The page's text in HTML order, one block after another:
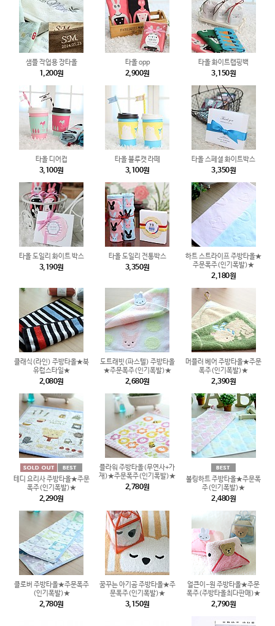
샘플 작업용 장타올
1,200원
타올 opp
2,900원
타올 화이트랩핑백
3,150원
타올 디어컵
3,100원
타올 블루캣 라떼
3,100원
타올 스페셜 화이트박스
3,350원
타올 도일리 화이트 박스
3,190원
타올 도일리 전통박스
3,350원
하트 스트라이프 주방타올★
주문폭주(인기폭발)★
2,180원
클래식(라인) 주방타올★북
유럽스타일★
2,080원
도트래빗(파스텔) 주방타올
★주문폭주(인기폭발)★
2,680원
머플러 베어 주방타올★주문
폭주(인기폭발)★
2,390원
테디 요리사 주방타올★주문
폭주(인기폭발)★
2,290원
플라워 주방타올(무연사+가
재)★주문폭주(인기폭발)★
2,780원
볼링하트 주방타올★주문폭
주(인기폭발)★
2,480원
클로버 주방타올★주문폭주
(인기폭발)★
2,780원
꿈꾸는 아기곰 주방타올★주
문폭주(인기폭발)★
3,150원
얼큰이-원 주방타올★주문
폭주(주방타올최다판매)★
2,790원